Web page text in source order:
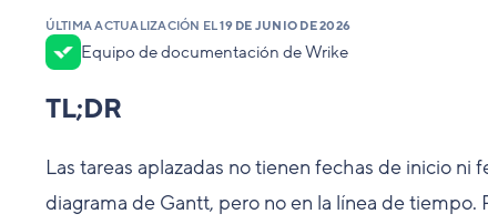
ÚLTIMA ACTUALIZACIÓN EL19 DE JUNIO DE 2026
Equipo de documentación de Wrike
TL;DR
Las tareas aplazadas no tienen fechas de inicio
diagrama de Gantt, pero no en la línea de